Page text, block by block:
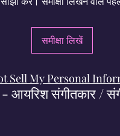
समीक्षा लिखें
- आयरिश संगीतकार /
Sell My Personal